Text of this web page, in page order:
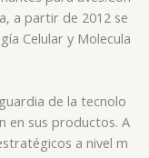
a partir de 2012 se
Celular y Molecula
de la tecnolo
en sus productos. A
a nivel m